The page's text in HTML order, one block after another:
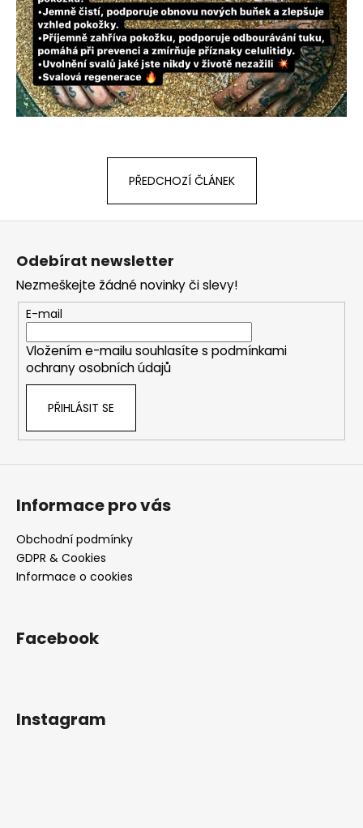
PŘEDCHOZÍ ČLÁNEK
Z
Odebírat newsletter
Nezmeškejte žádné novinky či slevy!
E-mail
Vložením e-mailu souhlasíte s podmínkami
ochrany osobních údajů
PŘIHLÁSIT SE
Informace pro vás
Obchodní podmínky
GDPR & Cookies
Informace o cookies
Facebook
Instagram